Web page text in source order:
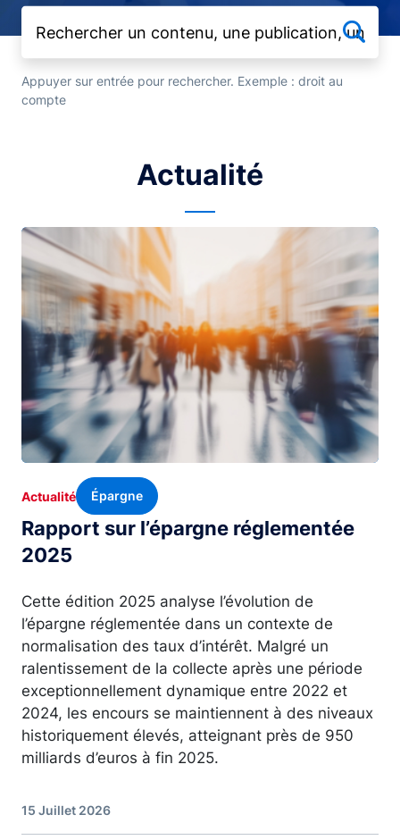
Appuyer sur entrée pour rechercher. Exemple : droit au
compte
Actualité
Image
Rapport sur l’épargne réglementée
2025
Actualité Épargne
Cette édition 2025 analyse l’évolution de
l’épargne réglementée dans un contexte de
normalisation des taux d’intérêt. Malgré un
ralentissement de la collecte après une période
exceptionnellement dynamique entre 2022 et
2024, les encours se maintiennent à des niveaux
historiquement élevés, atteignant près de 950
milliards d’euros à fin 2025.
15 Juillet 2026